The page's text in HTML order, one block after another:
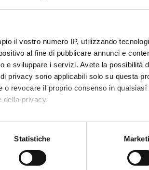
il vostro numero IP, utilizzando
al fine di pubblicare annunci e
e sviluppare i servizi. Avete la possibilità
privacy sono applicabili solo su questa
revocare il proprio consenso in qualsiasi
della privacy.
di qualche metro,
Statistiche
DAL
DAL